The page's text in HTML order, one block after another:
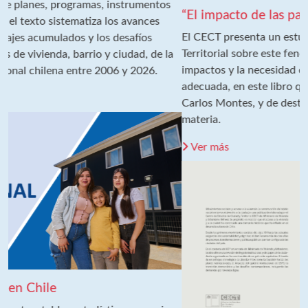
“El impacto de las parcelas de agrado en Chile”
El CECT presenta un estudio del equipo de Análisis
Territorial sobre este fenómeno a nivel nacional, sus
impactos y la necesidad de una planificación territorial
adecuada, en este libro que incluye columnas del ministro
Carlos Montes, y de destacados expertos y expertas en la